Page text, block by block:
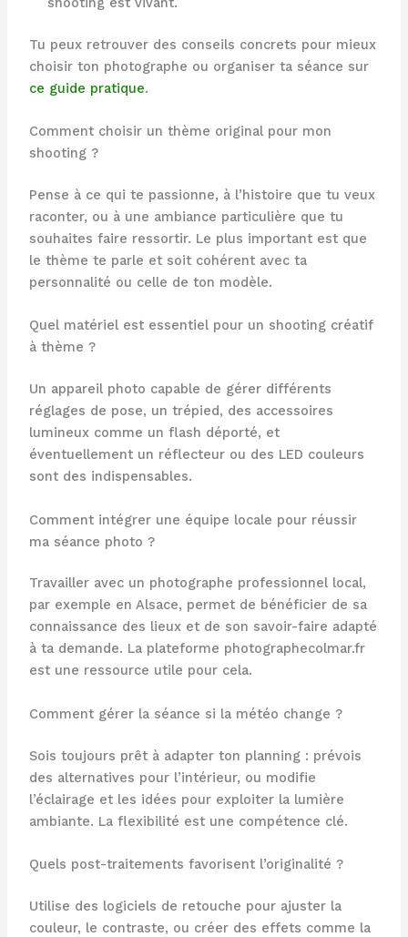
Tu peux retrouver des conseils concrets pour mieux
choisir ton photographe ou organiser ta séance sur
ce guide pratique.
Comment choisir un thème original pour mon
shooting ?
Pense à ce qui te passionne, à l’histoire que tu veux
raconter, ou à une ambiance particulière que tu
souhaites faire ressortir. Le plus important est que
le thème te parle et soit cohérent avec ta
personnalité ou celle de ton modèle.
Quel matériel est essentiel pour un shooting créatif
à thème ?
Un appareil photo capable de gérer différents
réglages de pose, un trépied, des accessoires
lumineux comme un flash déporté, et
éventuellement un réflecteur ou des LED couleurs
sont des indispensables.
Comment intégrer une équipe locale pour réussir
ma séance photo ?
Travailler avec un photographe professionnel local,
par exemple en Alsace, permet de bénéficier de sa
connaissance des lieux et de son savoir-faire adapté
à ta demande. La plateforme photographecolmar.fr
est une ressource utile pour cela.
Comment gérer la séance si la météo change ?
Sois toujours prêt à adapter ton planning : prévois
des alternatives pour l’intérieur, ou modifie
l’éclairage et les idées pour exploiter la lumière
ambiante. La flexibilité est une compétence clé.
Quels post-traitements favorisent l’originalité ?
Utilise des logiciels de retouche pour ajuster la
couleur, le contraste, ou créer des effets comme la